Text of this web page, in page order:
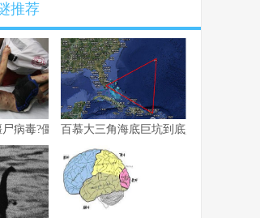
推荐
病毒?僵尸病毒埃博拉是真的吗
百慕大三角海底巨坑到底是什么